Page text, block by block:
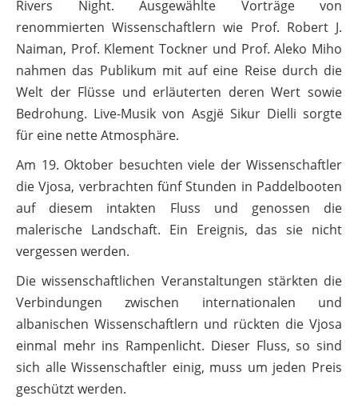
Rivers Night. Ausgewählte Vorträge von
renommierten Wissenschaftlern wie Prof. Robert J.
Naiman, Prof. Klement Tockner und Prof. Aleko Miho
nahmen das Publikum mit auf eine Reise durch die
Welt der Flüsse und erläuterten deren Wert sowie
Bedrohung. Live-Musik von Asgjë Sikur Dielli sorgte
für eine nette Atmosphäre.
Am 19. Oktober besuchten viele der Wissenschaftler
die Vjosa, verbrachten fünf Stunden in Paddelbooten
auf diesem intakten Fluss und genossen die
malerische Landschaft. Ein Ereignis, das sie nicht
vergessen werden.
Die wissenschaftlichen Veranstaltungen stärkten die
Verbindungen zwischen internationalen und
albanischen Wissenschaftlern und rückten die Vjosa
einmal mehr ins Rampenlicht. Dieser Fluss, so sind
sich alle Wissenschaftler einig, muss um jeden Preis
geschützt werden.